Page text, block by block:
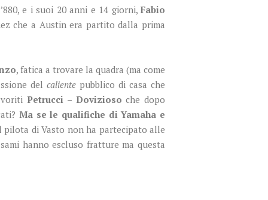
e i suoi 20 anni e 14 giorni, Fabio
che a Austin era partito dalla prima
, fatica a trovare la quadra (ma come
delcaliente pubblico di casa che
Petrucci – Dovizioso che dopo
Ma se le qualifiche di Yamaha e
pilota di Vasto non ha partecipato alle
hanno escluso fratture ma questa